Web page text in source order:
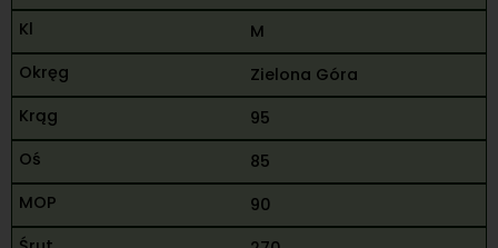
M
Zielona Góra
95
85
90